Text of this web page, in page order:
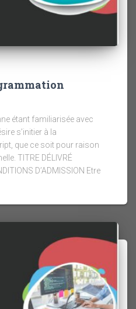
étant familiarisée avec
s’initier à la
que ce soit pour raison
TITRE DÉLIVRÉ
D’ADMISSION Etre